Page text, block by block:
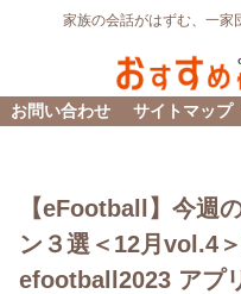
家族の会話がはずむ、一家
お問い合わせ サイトマップ
【eFootball】今週
ン３選＜12月vol.4
efootball2023 アプ